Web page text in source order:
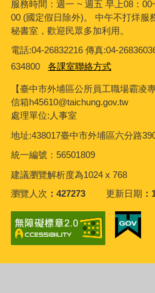
服務時間：週一 ~ 週五 早上08：
00 (國定假日除外)。 中午不打烊服
秘書室，歡迎民眾多加利用。
電話:04-26832216 傳真:04-
634800
各課室聯絡方式
【臺中市外埔區公所員工職場霸凌
信箱h45610@taichung.gov.tw
處理單位:人事室
地址:438017臺中市外埔區六分路
統一編號：56501809
建議瀏覽解析度為1024 x 768
瀏覽人次
427273 更新日期